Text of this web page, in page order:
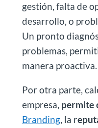
gestión, falta de
desarrollo, o
Un pronto
problemas,
manera proactiva.
Por otra parte,
empresa, permite
Branding, la r